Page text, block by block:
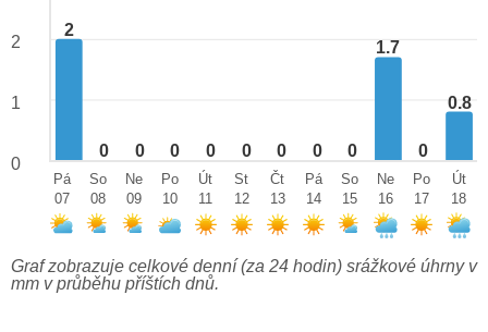
2
0 0 0 0 0 0 0 0
1.7
0
0.8
2
1
0
Pá
07
So
08
Ne
09
Po
10
Út
11
St
12
Čt
13
Pá
14
So
15
Ne
16
Po
17
Út
18
Graf zobrazuje celkové denní (za 24 hodin) srážkové úhrny v
mm v průběhu příštích dnů.